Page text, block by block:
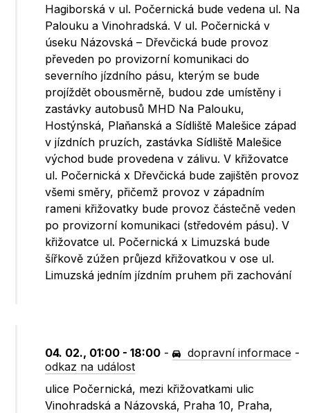
Hagiborská v ul. Počernická bude vedena ul. Na
Palouku a Vinohradská. V ul. Počernická v
úseku Názovská – Dřevčická bude provoz
převeden po provizorní komunikaci do
severního jízdního pásu, kterým se bude
projíždět obousměrně, budou zde umístěny i
zastávky autobusů MHD Na Palouku,
Hostýnská, Plaňanská a Sídliště Malešice západ
v jízdních pruzích, zastávka Sídliště Malešice
východ bude provedena v zálivu. V křižovatce
ul. Počernická x Dřevčická bude zajištěn provoz
všemi směry, přičemž provoz v západním
rameni křižovatky bude provoz částečně veden
po provizorní komunikaci (středovém pásu). V
křižovatce ul. Počernická x Limuzská bude
šířkově zúžen průjezd křižovatkou v ose ul.
Limuzská jedním jízdním pruhem při zachování
04. 02., 01:00 - 18:00 - dopravní informace -
odkaz na událost
ulice Počernická, mezi křižovatkami ulic
Vinohradská a Názovská, Praha 10, Praha,